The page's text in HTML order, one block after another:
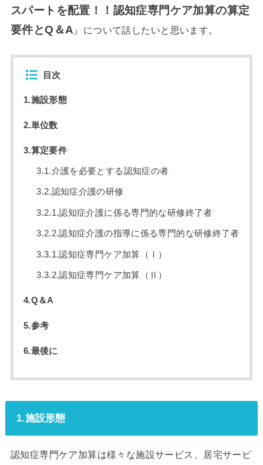
スパートを配置！！認知症専門ケア加算の算定
要件とQ＆A 』について話したいと思います。
目次
1.施設形態
2.単位数
3.算定要件
3.1.介護を必要とする認知症の者
3.2.認知症介護の研修
3.2.1.認知症介護に係る専門的な研修終了者
3.2.2.認知症介護の指導に係る専門的な研修終了者
3.3.1.認知症専門ケア加算（Ⅰ）
3.3.2.認知症専門ケア加算（Ⅱ）
4.Q＆A
5.参考
6.最後に
1.施設形態
認知症専門ケア加算は様々な施設サービス、居宅サービ